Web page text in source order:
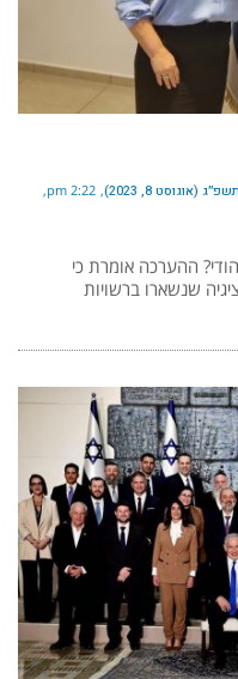
(אוגוסט 8, 2023) 2:22 pm
ההערכה אומרת כי
שנשארו ברשויות